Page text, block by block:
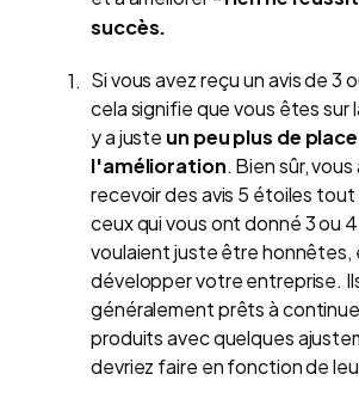
succès.
Si vous avez reçu un avis de 3
cela signifie que vous êtes sur
y a juste un peu plus de
l'amélioration. Bien sûr, vous
recevoir des avis 5 étoiles tout
ceux qui vous ont donné 3 ou
voulaient juste être honnêtes,
développer votre entreprise.
généralement prêts à
produits avec quelques
devriez faire en fonction de